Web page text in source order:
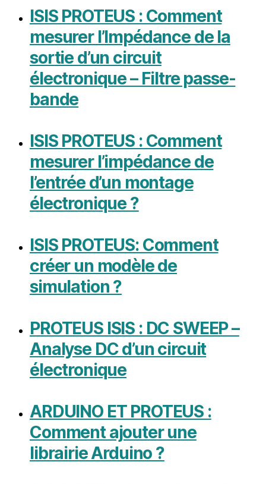
ISIS PROTEUS : Comment
mesurer l’Impédance de la
sortie d’un circuit
électronique – Filtre passe-
bande
ISIS PROTEUS : Comment
mesurer l’impédance de
l’entrée d’un montage
électronique ?
ISIS PROTEUS: Comment
créer un modèle de
simulation ?
PROTEUS ISIS : DC SWEEP –
Analyse DC d’un circuit
électronique
ARDUINO ET PROTEUS :
Comment ajouter une
librairie Arduino ?